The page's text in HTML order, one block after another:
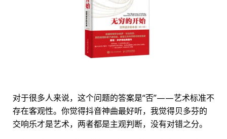
对于很多人来说，这个问题的答案是“否”——艺术标准不
存在客观性。你觉得抖音神曲最好听，我觉得贝多芬的
交响乐才是艺术，两者都是主观判断，没有对错之分。